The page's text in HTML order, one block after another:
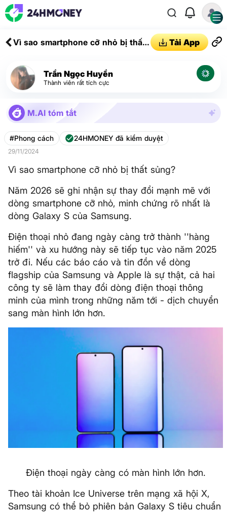
Vì sao smartphone cỡ nhỏ bị thất
Tải App
Trần Ngọc Huyền
Thành viên rất tích cực
M.AI tóm tắt
#Phong cách 24HMONEY đã kiểm duyệt
29/11/2024
Vì sao smartphone cỡ nhỏ bị thất sủng?
Năm 2026 sẽ ghi nhận sự thay đổi mạnh mẽ với
dòng smartphone cỡ nhỏ, minh chứng rõ nhất là
dòng Galaxy S của Samsung.
Điện thoại nhỏ đang ngày càng trở thành ''hàng
hiếm'' và xu hướng này ​​sẽ tiếp tục vào năm 2025
trở đi. Nếu các báo cáo và tin đồn về dòng
flagship của Samsung và Apple là sự thật, cả hai
công ty sẽ làm thay đổi dòng điện thoại thông
minh của mình trong những năm tới - dịch chuyển
sang màn hình lớn hơn.
Điện thoại ngày càng có màn hình lớn hơn.
Theo tài khoản Ice Universe trên mạng xã hội X,
Samsung có thể bỏ phiên bản Galaxy S tiêu chuẩn